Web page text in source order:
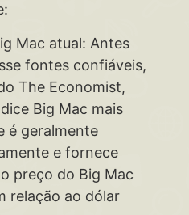
Mac atual: Antes
fontes confiáveis,
The Economist,
Big Mac mais
é geralmente
e fornece
preço do Big Mac
relação ao dólar